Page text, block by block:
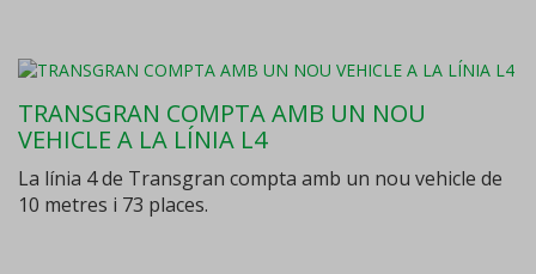
TRANSGRAN COMPTA AMB UN NOU
VEHICLE A LA LÍNIA L4
La línia 4 de Transgran compta amb un nou vehicle de
10 metres i 73 places.